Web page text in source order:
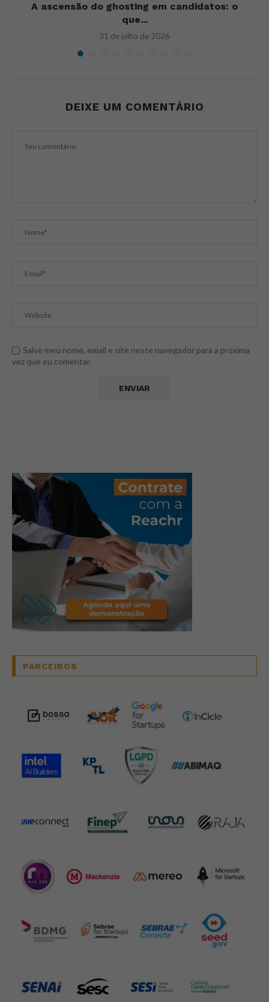
A ascensão do ghosting em candidatos: o
que...
31 de julho de 2026
DEIXE UM COMENTÁRIO
Salve meu nome, email e site neste navegador para a próxima
vez que eu comentar.
PARCEIROS